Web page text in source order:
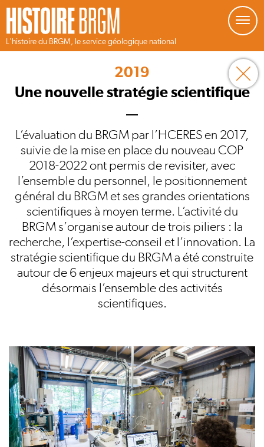
L'histoire du BRGM, le service géologique national
2019
Une nouvelle stratégie scientifique
L’évaluation du BRGM par l’HCERES en 2017,
suivie de la mise en place du nouveau COP
2018-2022 ont permis de revisiter, avec
l’ensemble du personnel, le positionnement
général du BRGM et ses grandes orientations
scientifiques à moyen terme. L’activité du
BRGM s’organise autour de trois piliers : la
recherche, l’expertise-conseil et l’innovation. La
stratégie scientifique du BRGM a été construite
autour de 6 enjeux majeurs et qui structurent
désormais l’ensemble des activités
scientifiques.
Gestion de vos préférences sur les cookies